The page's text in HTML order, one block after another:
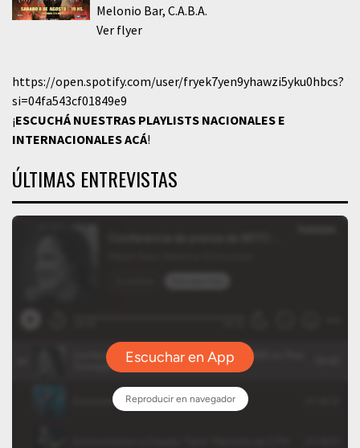
Melonio Bar C.A.B.A.
Ver flyer
https://open.spotify.com/user/fryek7yen9yhawzi5yku0hbcs?
si=04fa543cf01849e9
¡ESCUCHÁ NUESTRAS PLAYLISTS NACIONALES E
INTERNACIONALESACÁ!
ÚLTIMAS ENTREVISTAS